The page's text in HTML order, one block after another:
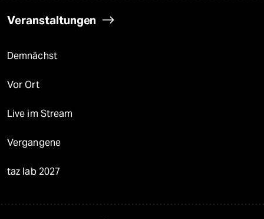
Veranstaltungen
Demnächst
Vor Ort
Live im Stream
Vergangene
taz lab 2027